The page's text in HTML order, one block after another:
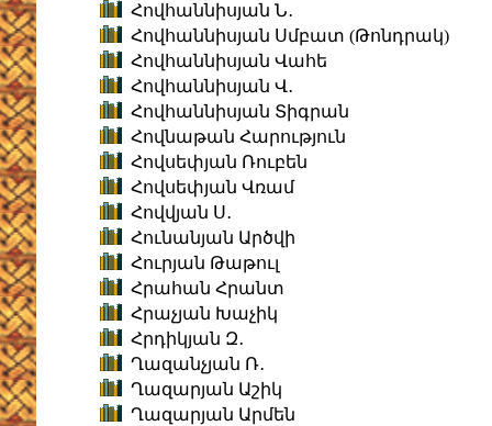
Հովհաննիսյան Ն․
Հովհաննիսյան Սմբատ (Թոնդրակ)
Հովհաննիսյան Վահե
Հովհաննիսյան Վ․
Հովհաննիսյան Տիգրան
Հովնաթան Հարություն
Հովսեփյան Ռուբեն
Հովսեփյան Վռամ
Հովվյան Ս․
Հունանյան Արծվի
Հուրյան Թաթուլ
Հրահան Հրանտ
Հրաչյան Խաչիկ
Հրդիկյան Զ․
Ղազանչյան Ռ․
Ղազարյան Աշիկ
Ղազարյան Արմեն